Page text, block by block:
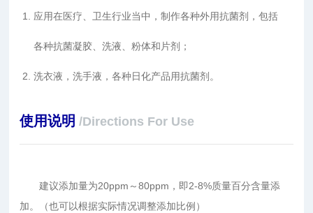
应用在医疗、卫生行业当中，制作各种外用抗菌剂，包括
各种抗菌凝胶、洗液、粉体和片剂；
洗衣液，洗手液，各种日化产品用抗菌剂。
使用说明 /Directions For Use
建议添加量为20ppm～80ppm，即2-8%质量百分含量添
加。（也可以根据实际情况调整添加比例）